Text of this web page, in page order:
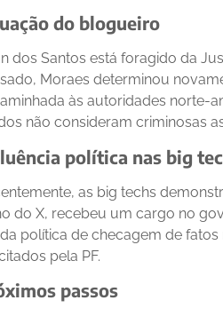
do blogueiro
dos Santos está foragido da
Moraes determinou
às autoridades norte-
não consideram criminosas
política nas big
as big techs
do X, recebeu um cargo no
política de checagem de
pela PF.
passos